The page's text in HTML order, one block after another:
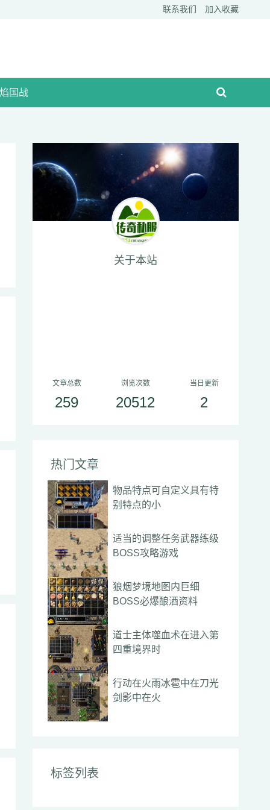
联系我们 加入收藏
国战
关于本站
文章总数
259
浏览次数
20512
当日更新
2
热门文章
物品特点可自定义具有特
别特点的小
适当的调整任务武器练级
BOSS攻略游戏
狼烟梦境地图内巨细
BOSS必爆酿酒资料
道士主体噬血术在进入第
四重境界时
行动在火雨冰雹中在刀光
剑影中在火
标签列表